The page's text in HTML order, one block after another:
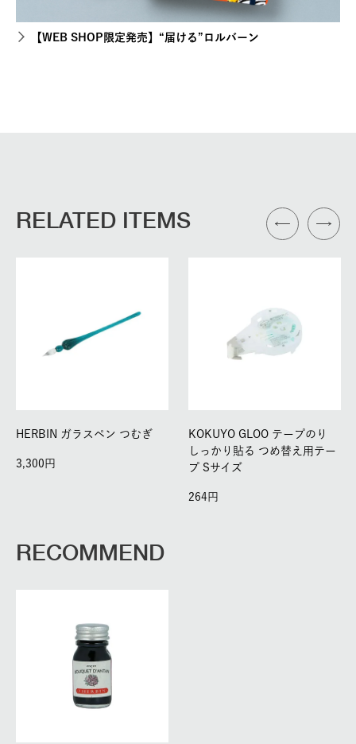
【WEB SHOP限定発売】“届ける”ロルバーン
RELATED ITEMS
HERBIN ガラスペン つむぎ
3,300
KOKUYO GLOO テープのり
しっかり貼る つめ替え用テー
プ Sサイズ
264
RECOMMEND